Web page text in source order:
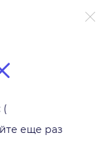
(
еще раз